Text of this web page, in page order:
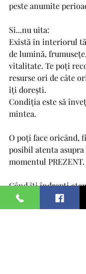
peste anumite
Si...nu uita:
Există în interiorul
de lumină,
vitalitate. Te poți
resurse ori de câte
îți dorești.
Condiția este să
mintea.
O poți face oricând,
posibil atenta asupra
momentul PREZENT.
Când îți îndrepți
gândurilor pe care
să se ordoneze și să